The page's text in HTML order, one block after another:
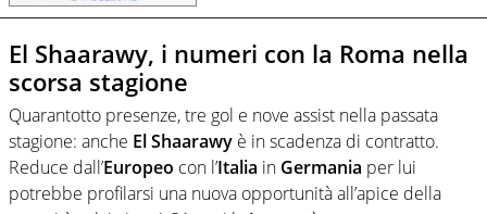
El Shaarawy, i numeri con la Roma nella
scorsa stagione
Quarantotto presenze, tre gol e nove assist nella passata
stagione: anche El Shaarawy è in scadenza di contratto.
Reduce dall’Europeo con l’Italia in Germania per lui
potrebbe profilarsi una nuova opportunità all’apice della